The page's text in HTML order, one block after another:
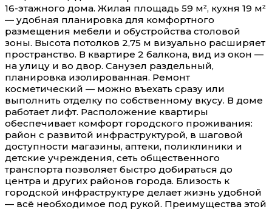
16-этажного дома. Жилая площадь 59 м², кухня 19 м²
— удобная планировка для комфортного
размещения мебели и обустройства столовой
зоны. Высота потолков 2,75 м визуально расширяет
пространство. В квартире 2 балкона, вид из окон —
на улицу и во двор. Санузел раздельный,
планировка изолированная. Ремонт
косметический — можно въехать сразу или
выполнить отделку по собственному вкусу. В доме
работает лифт. Расположение квартиры
обеспечивает комфорт городского проживания:
район с развитой инфраструктурой, в шаговой
доступности магазины, аптеки, поликлиники и
детские учреждения, сеть общественного
транспорта позволяет быстро добираться до
центра и других районов города. Близость к
городской инфраструктуре делает жизнь удобной
— всё необходимое под рукой. Преимущества этой